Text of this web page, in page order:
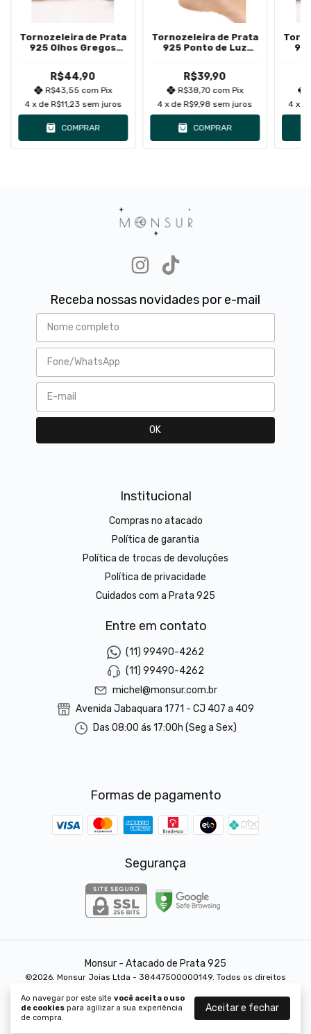
Ao navegar por este site você aceita o uso
de cookies para agilizar a sua experiência
de compra.
Aceitar e fechar
Tornozeleira de Prata
925 Olhos Gregos
R$44,90
R$43,55 com Pix
4 x deR$11,23 sem juros
COMPRAR
Tornozeleira de Prata
925 Ponto de Luz
R$39,90
R$38,70 com Pix
4 x deR$9,98 sem juros
COMPRAR
4 x
Receba nossas novidades por e-mail
Institucional
Compras no atacado
Política de garantia
Política de trocas de devoluções
Política de privacidade
Cuidados com a Prata 925
Entre em contato
(11) 99490-4262
(11) 99490-4262
michel@monsur.com.br
Avenida Jabaquara 1771 - CJ 407 a 409
Das 08:00 ás 17:00h (Seg a Sex)
Formas de pagamento
Segurança
Monsur - Atacado de Prata 925
©2026. Monsur Joias Ltda - 38447500000149. Todos os direitos